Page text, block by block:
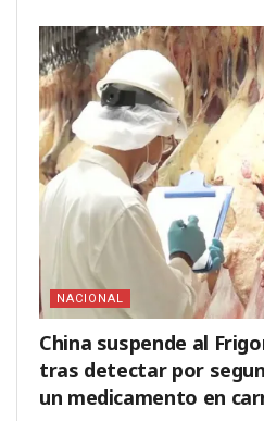
NACIONAL
China suspende al
tras detectar por
un medicamento en